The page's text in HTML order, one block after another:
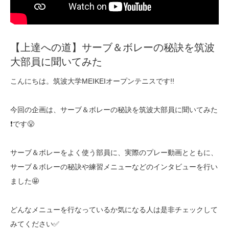
【上達への道】サーブ＆ボレーの秘訣を筑波
大部員に聞いてみた
こんにちは。筑波大学MEIKEIオープンテニスです!!
今回の企画は、サーブ＆ボレーの秘訣を筑波大部員に聞いてみた
❗️です😤
サーブ＆ボレーをよく使う部員に、実際のプレー動画とともに、
サーブ＆ボレーの秘訣や練習メニューなどのインタビューを行い
ました🤩
どんなメニューを行なっているか気になる人は是非チェックして
みてください✅